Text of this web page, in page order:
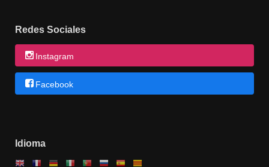
Redes Sociales
Instagram
Facebook
Idioma